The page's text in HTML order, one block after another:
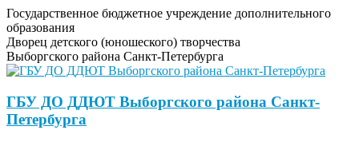
Государственное бюджетное учреждение дополнительного
образования
Дворец детского (юношеского) творчества
Выборгского района Санкт-Петербурга
ГБУ ДО ДДЮТ Выборгского района Санкт-
Петербурга